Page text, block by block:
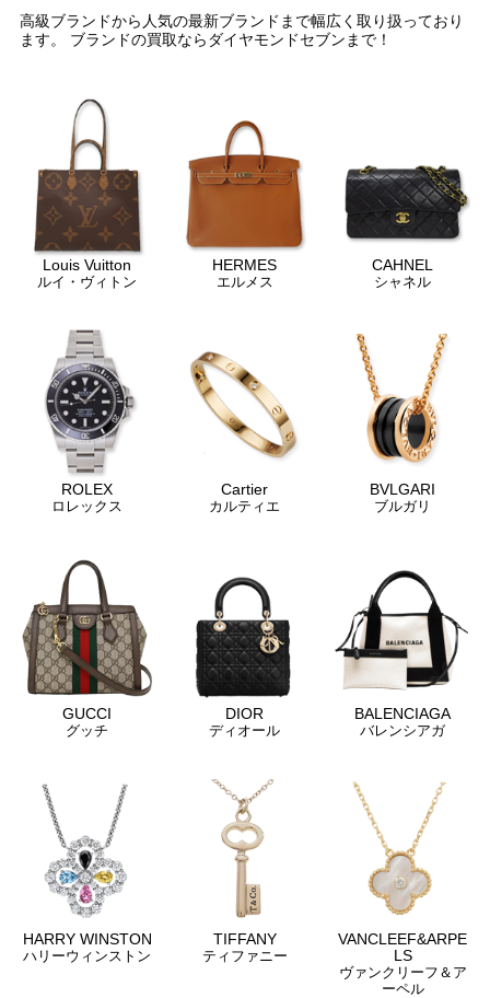
高級ブランドから人気の最新ブランドまで幅広く取り扱っており
ます。 ブランドの買取ならダイヤモンドセブンまで！
Louis Vuitton
ルイ・ヴィトン
HERMES
エルメス
CAHNEL
シャネル
ROLEX
ロレックス
Cartier
カルティエ
BVLGARI
ブルガリ
GUCCI
グッチ
DIOR
ディオール
BALENCIAGA
バレンシアガ
HARRY WINSTON
ハリーウィンストン
TIFFANY
ティファニー
VANCLEEF&ARPE
LS
ヴァンクリーフ＆ア
ーペル